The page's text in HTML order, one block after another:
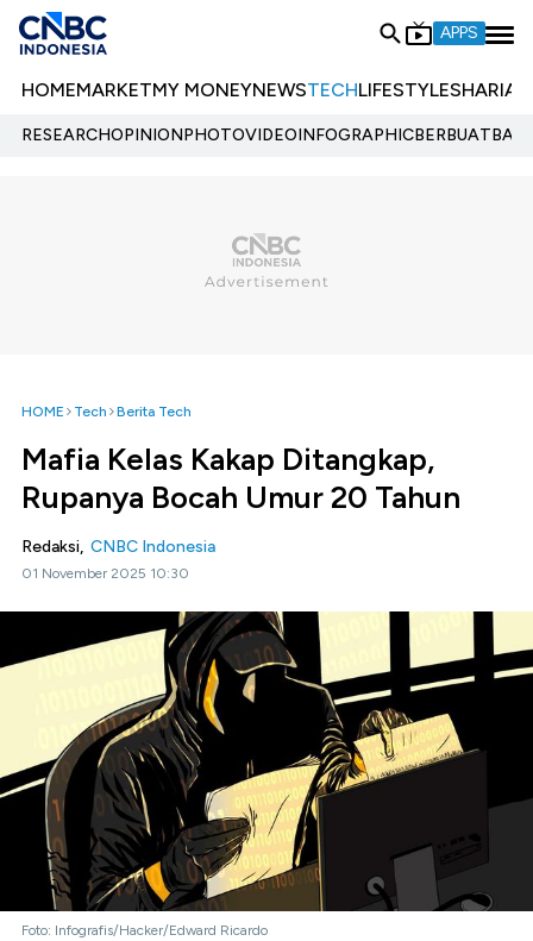
APPS
HOMEMARKETMY MONEYNEWSTECHLIFESTYLESHARIA
RESEARCHOPINIONPHOTOVIDEOINFOGRAPHIC
HOME Tech Berita Tech
Mafia Kelas Kakap Ditangkap,
Rupanya Bocah Umur 20 Tahun
Redaksi, CNBC Indonesia
01 November 2025 10:30
Foto: Infografis/Hacker/Edward Ricardo